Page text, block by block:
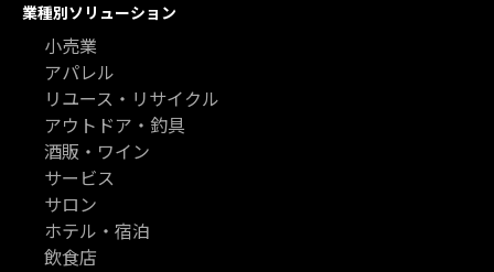
業種別ソリューション
小売業
アパレル
リユース・リサイクル
アウトドア・釣具
酒販・ワイン
サービス
サロン
ホテル・宿泊
飲食店